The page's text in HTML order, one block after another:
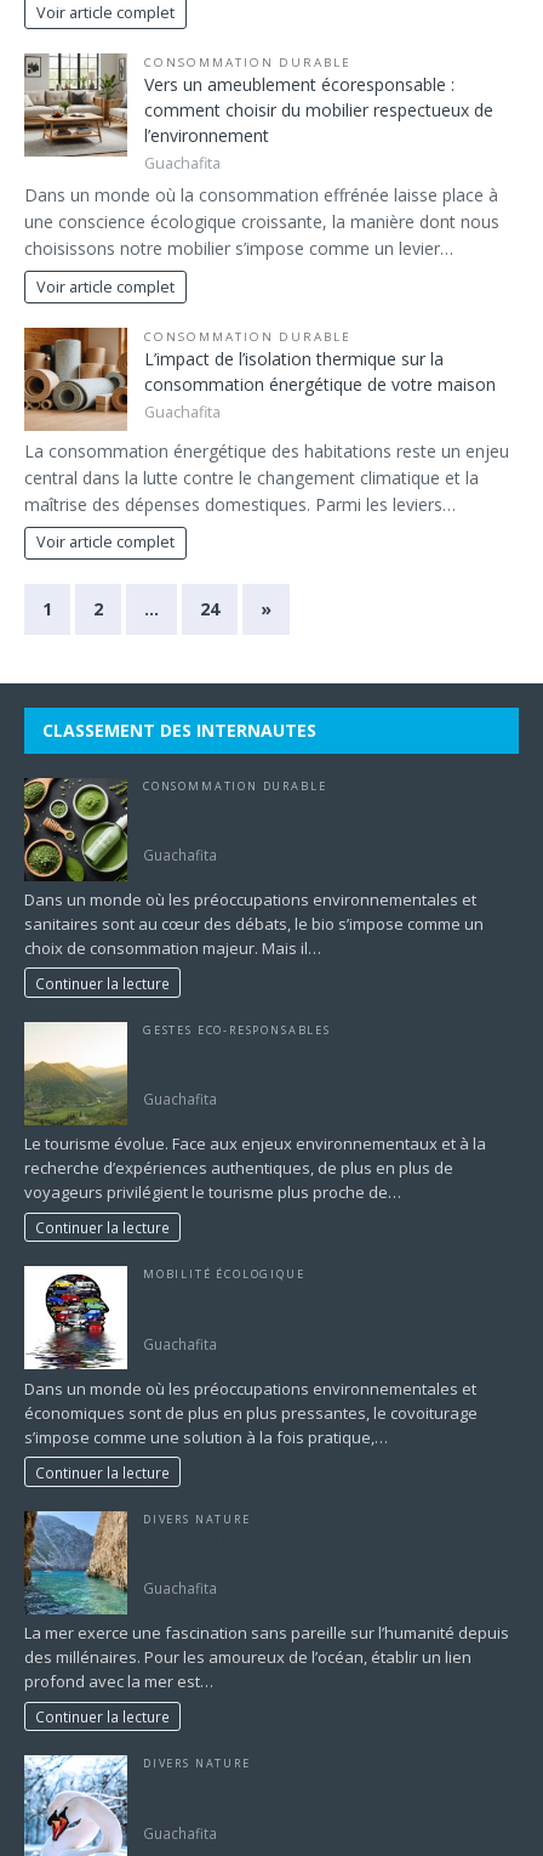
Voir article complet
CONSOMMATION DURABLE
Vers un ameublement écoresponsable :
comment choisir du mobilier respectueux de
l’environnement
Guachafita
Dans un monde où la consommation effrénée laisse place à
une conscience écologique croissante, la manière dont nous
choisissons notre mobilier s’impose comme un levier…
Voir article complet
CONSOMMATION DURABLE
L’impact de l’isolation thermique sur la
consommation énergétique de votre maison
Guachafita
La consommation énergétique des habitations reste un enjeu
central dans la lutte contre le changement climatique et la
maîtrise des dépenses domestiques. Parmi les leviers…
Voir article complet
1 2 … 24 »
CLASSEMENT DES INTERNAUTES
CONSOMMATION DURABLE
Guachafita
Dans un monde où les préoccupations environnementales et
sanitaires sont au cœur des débats, le bio s’impose comme un
choix de consommation majeur. Mais il…
Continuer la lecture
GESTES ECO-RESPONSABLES
Guachafita
Le tourisme évolue. Face aux enjeux environnementaux et à la
recherche d’expériences authentiques, de plus en plus de
voyageurs privilégient le tourisme plus proche de…
Continuer la lecture
MOBILITÉ ÉCOLOGIQUE
Guachafita
Dans un monde où les préoccupations environnementales et
économiques sont de plus en plus pressantes, le covoiturage
s’impose comme une solution à la fois pratique,…
Continuer la lecture
DIVERS NATURE
Guachafita
La mer exerce une fascination sans pareille sur l’humanité depuis
des millénaires. Pour les amoureux de l’océan, établir un lien
profond avec la mer est…
Continuer la lecture
DIVERS NATURE
Guachafita